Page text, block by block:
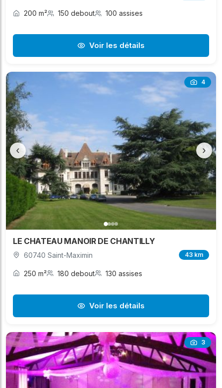
200 m² 150 debout 100 assises
Voir les détails
4
‹ ›
LE CHATEAU MANOIR DE CHANTILLY
60740 Saint-Maximin 43 km
250 m² 180 debout 130 assises
Voir les détails
3